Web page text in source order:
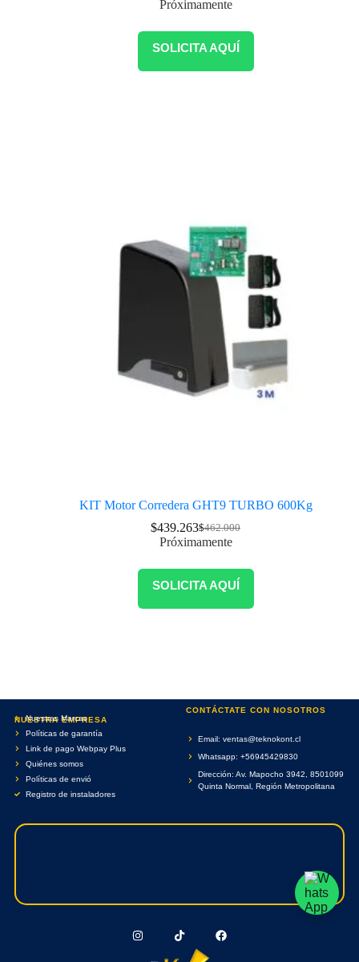
Próximamente
SOLICITA AQUÍ
KIT Motor Corredera GHT9 TURBO 600Kg
$462.000
$439.263
Próximamente
SOLICITA AQUÍ
NUESTRA EMPRESA
Nuestras Marcas
Políticas de garantía
Link de pago Webpay Plus
Quiénes somos
Políticas de envió
Registro de instaladores
CONTÁCTATE CON NOSOTROS
Email: ventas@teknokont.cl
Whatsapp: +56945429830
Dirección: Av. Mapocho 3942, 8501099
Quinta Normal, Región Metropolitana